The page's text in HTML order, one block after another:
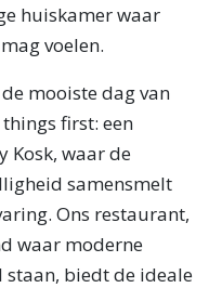
huiskamer waar
voelen.
mooiste dag van
first: een
Kosk, waar de
samensmelt
Ons restaurant,
waar moderne
biedt de ideale